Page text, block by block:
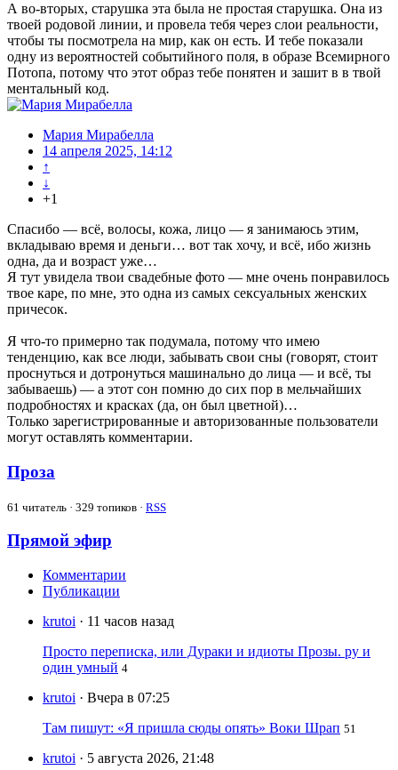
А во-вторых, старушка эта была не простая старушка. Она из
твоей родовой линии, и провела тебя через слои реальности,
чтобы ты посмотрела на мир, как он есть. И тебе показали
одну из вероятностей событийного поля, в образе Всемирного
Потопа, потому что этот образ тебе понятен и зашит в в твой
ментальный код.
Мария Мирабелла
14 апреля 2025, 14:12
↑
↓
+1
Спасибо — всё, волосы, кожа, лицо — я занимаюсь этим,
вкладываю время и деньги… вот так хочу, и всё, ибо жизнь
одна, да и возраст уже…
Я тут увидела твои свадебные фото — мне очень понравилось
твое каре, по мне, это одна из самых сексуальных женских
причесок.
Я что-то примерно так подумала, потому что имею
тенденцию, как все люди, забывать свои сны (говорят, стоит
проснуться и дотронуться машинально до лица — и всё, ты
забываешь) — а этот сон помню до сих пор в мельчайших
подробностях и красках (да, он был цветной)…
Только зарегистрированные и авторизованные пользователи
могут оставлять комментарии.
Проза
61 читатель · 329 топиков · RSS
Прямой эфир
Комментарии
Публикации
krutoi · 11 часов назад
Просто переписка, или Дураки и идиоты Прозы. ру и
один умный 4
krutoi · Вчера в 07:25
Там пишут: «Я пришла сюды опять» Воки Шрап 51
krutoi · 5 августа 2026, 21:48